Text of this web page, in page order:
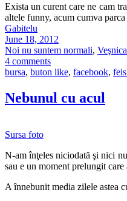
Exista un curent care ne cam
altele funny, acum cumva
Gabitelu
June 18, 2012
Noi nu suntem normali,
4 comments
bursa, buton like, facebook,
Nebunul cu acul
Sursa foto
N-am înţeles niciodată şi nici
sau e un moment prelungit
A înnebunit media zilele